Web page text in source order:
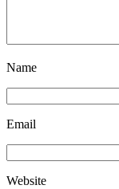
Name
Email
Website